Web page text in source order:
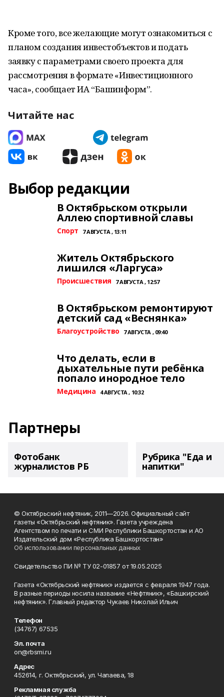
Кроме того, все желающие могут ознакомиться с
планом создания инвестобъектов и подать
заявку с параметрами своего проекта для
рассмотрения в формате «Инвестиционного
часа», сообщает ИА “Башинформ”.
Читайте нас
Выбор редакции
В Октябрьском открыли
Аллею спортивной славы
Спорт 7 АВГУСТА , 13:11
Житель Октябрьского
лишился «Ларгуса»
Происшествия 7 АВГУСТА , 12:57
В Октябрьском ремонтируют
детский сад «Веснянка»
Благоустройство 7 АВГУСТА , 09:40
Что делать, если в
дыхательные пути ребёнка
попало инородное тело
Медицина 4 АВГУСТА , 10:32
Партнеры
Фотобанк
журналистов РБ
Рубрика "Еда и
напитки"
© Октябрьский нефтяник, 2011—2026. Официальный сайт
газеты «Октябрьский нефтяник». Газета учреждена
Агентством по печати и СМИ Республики Башкортостан и АО
Издательский дом «Республика Башкортостан»
Об использовании персональных данных
Свидетельство ПИ № ТУ 02-01857 от 19.05.2025
Газета «Октябрьский нефтяник» издается с февраля 1947 года.
В разные периоды носила название «Нефтяник», «Башкирский
нефтяник». Главный редактор Чукаев Николай Ильич
Телефон
(34767) 67535
Эл. почта
on@rbsmi.ru
Адрес
452614, г. Октябрьский, ул. Чапаева, 18
Рекламная служба